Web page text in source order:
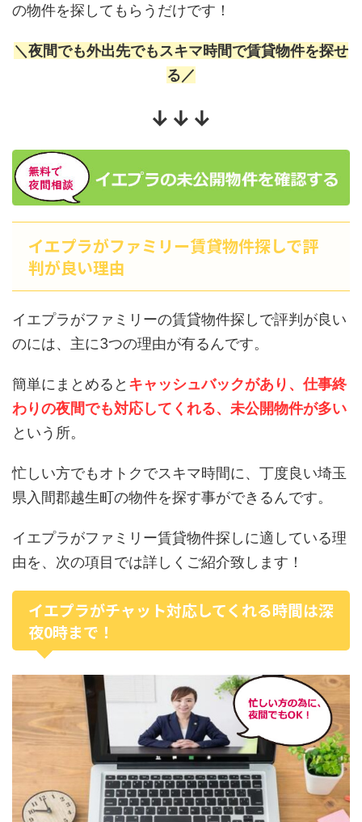
の物件を探してもらうだけです！
＼夜間でも外出先でもスキマ時間で賃貸物件を探せ
る／
↓↓↓
イエプラがファミリー賃貸物件探しで評
判が良い理由
イエプラがファミリーの賃貸物件探しで評判が良い
のには、主に3つの理由が有るんです。
簡単にまとめると キャッシュバックがあり、仕事終
わりの夜間でも対応してくれる、未公開物件が多い
という所。
忙しい方でもオトクでスキマ時間に、丁度良い埼玉
県入間郡越生町の物件を探す事ができるんです。
イエプラがファミリー賃貸物件探しに適している理
由を、次の項目では詳しくご紹介致します！
イエプラがチャット対応してくれる時間は深
夜0時まで！